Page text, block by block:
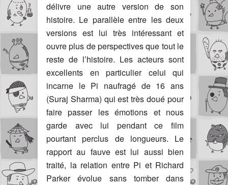
délivre une autre version de son
histoire. Le parallèle entre les deux
versions est lui très intéressant et
ouvre plus de perspectives que tout le
reste de l’histoire. Les acteurs sont
excellents en particulier celui qui
incarne le Pi naufragé de 16 ans
(Suraj Sharma) qui est très doué pour
faire passer les émotions et nous
garde avec lui pendant ce film
pourtant perclus de longueurs. Le
rapport au fauve est lui aussi bien
traité, la relation entre Pi et Richard
Parker évolue sans tomber dans